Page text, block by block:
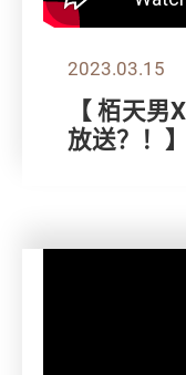
2023.03.15
【 栢天
放送？！】